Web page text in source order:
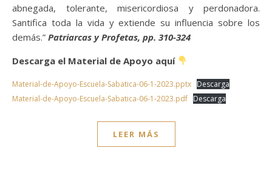
abnegada, tolerante, misericordiosa y perdonadora.
Santifica toda la vida y extiende su influencia sobre los
demás.” Patriarcas y Profetas, pp. 310-324
Descarga el Material de Apoyo aquí
Material-de-Apoyo-Escuela-Sabatica-06-1-2023.pptx Descarga
Material-de-Apoyo-Escuela-Sabatica-06-1-2023.pdf Descarga
LEER MÁS